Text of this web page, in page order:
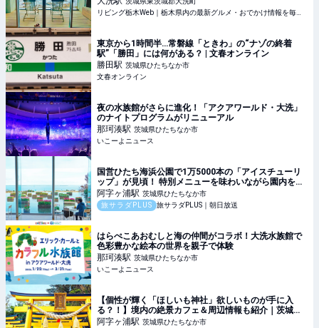
東京から1時間半…常磐線「ときわ」の“ナゾの終着
駅”「勝田」には何がある？ | 文春オンライン
勝田駅 茨城県ひたちなか市
文春オンライン
夜の水族館がさらに進化！「アクアワールド・大洗」
のナイトプログラムがリニューアル
那珂湊駅 茨城県ひたちなか市
いこーよニュース
国営ひたち海浜公園で1万5000本の「アイスチューリ
ップ」が見頃！ 特別メニューを味わいながら園内を散
策しよう / 茨城県ひたちなか市
阿字ヶ浦駅 茨城県ひたちなか市
旅サラダPLUS
旅サラダPLUS｜朝日放送
はらぺこあおむしと海の仲間がコラボ！大洗水族館で
色彩豊かな絵本の世界を親子で体験
那珂湊駅 茨城県ひたちなか市
いこーよニュース
【個性が輝く「ほしいも神社」欲しいものが手に入
る？！】境内の絶景カフェ＆周辺情報も紹介｜茨城・
阿字ヶ浦 | TABIZINE～人生に旅心を～
阿字ヶ浦駅 茨城県ひたちなか市